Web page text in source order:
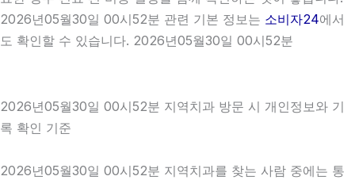
2026년05월30일 00시52분 관련 기본 정보는 소비자24에서
도 확인할 수 있습니다. 2026년05월30일 00시52분
2026년05월30일 00시52분 지역치과 방문 시 개인정보와 기
록 확인 기준
2026년05월30일 00시52분 지역치과를 찾는 사람 중에는 통